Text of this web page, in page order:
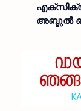
അബ്ദുൽ